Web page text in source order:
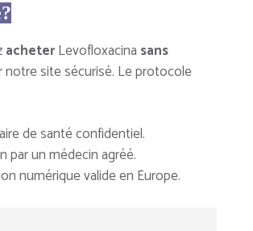
acheterLevofloxacina sans
notre site sécurisé. Le protocole
de santé confidentiel.
par un médecin agréé.
numérique valide en Europe.